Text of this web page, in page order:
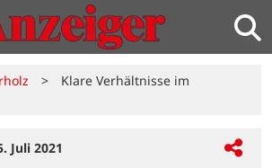
>
Klare Verhältnisse im
Juli 2021